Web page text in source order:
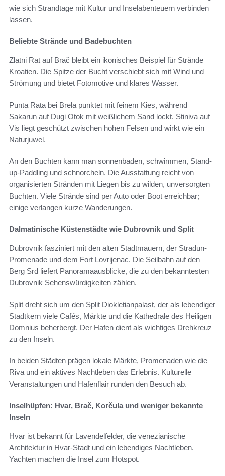
wie sich Strandtage mit Kultur und Inselabenteuern verbinden
lassen.
Beliebte Strände und Badebuchten
Zlatni Rat auf Brač bleibt ein ikonisches Beispiel für Strände
Kroatien. Die Spitze der Bucht verschiebt sich mit Wind und
Strömung und bietet Fotomotive und klares Wasser.
Punta Rata bei Brela punktet mit feinem Kies, während
Sakarun auf Dugi Otok mit weißlichem Sand lockt. Stiniva auf
Vis liegt geschützt zwischen hohen Felsen und wirkt wie ein
Naturjuwel.
An den Buchten kann man sonnenbaden, schwimmen, Stand-
up-Paddling und schnorcheln. Die Ausstattung reicht von
organisierten Stränden mit Liegen bis zu wilden, unversorgten
Buchten. Viele Strände sind per Auto oder Boot erreichbar;
einige verlangen kurze Wanderungen.
Dalmatinische Küstenstädte wie Dubrovnik und Split
Dubrovnik fasziniert mit den alten Stadtmauern, der Stradun-
Promenade und dem Fort Lovrijenac. Die Seilbahn auf den
Berg Srđ liefert Panoramaausblicke, die zu den bekanntesten
Dubrovnik Sehenswürdigkeiten zählen.
Split dreht sich um den Split Diokletianpalast, der als lebendiger
Stadtkern viele Cafés, Märkte und die Kathedrale des Heiligen
Domnius beherbergt. Der Hafen dient als wichtiges Drehkreuz
zu den Inseln.
In beiden Städten prägen lokale Märkte, Promenaden wie die
Riva und ein aktives Nachtleben das Erlebnis. Kulturelle
Veranstaltungen und Hafenflair runden den Besuch ab.
Inselhüpfen: Hvar, Brač, Korčula und weniger bekannte
Inseln
Hvar ist bekannt für Lavendelfelder, die venezianische
Architektur in Hvar-Stadt und ein lebendiges Nachtleben.
Yachten machen die Insel zum Hotspot.